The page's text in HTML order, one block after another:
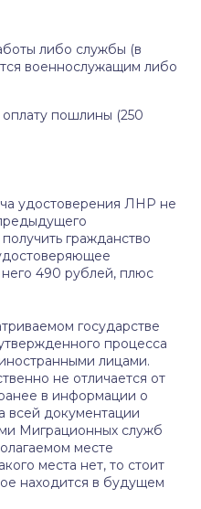
либо службы (в
военнослужащим либо
оплату пошлины (250
удостоверения ЛНР не
гражданство
него 490 рублей, плюс
государстве
процесса
лицами.
не отличается от
в информации о
документации
Миграционных служб
месте
места нет, то стоит
находится в будущем